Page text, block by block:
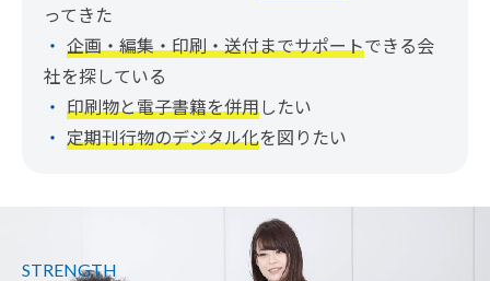
ってきた
企画・編集・印刷・送付までサポートできる会
社を探している
印刷物と電子書籍を併用したい
定期刊行物のデジタル化を図りたい
STRENGTH